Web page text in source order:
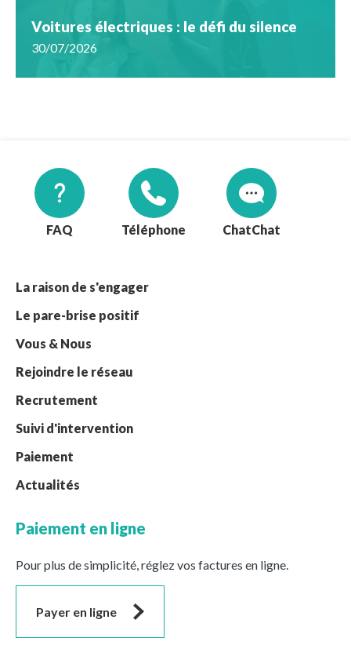
Voitures électriques : le défi du silence
30/07/2026
FAQ Téléphone Chat
La raison de s'engager
Le pare-brise positif
Vous & Nous
Rejoindre le réseau
Recrutement
Suivi d'intervention
Paiement
Actualités
Paiement en ligne
Pour plus de simplicité, réglez vos factures en ligne.
Payer en ligne